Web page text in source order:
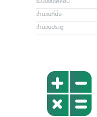
จำนวนที่นั่ง
จำนวนประตู